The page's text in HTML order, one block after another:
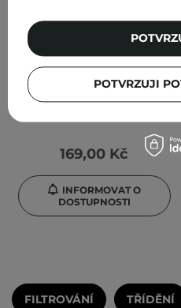
Everybody London -
Lesklé oční stíny -
Champagne o'clock - 1,4g
169,00 Kč
INFORMOVAT O
DOSTUPNOSTI
FILTROVÁNÍ TŘÍDĚNÍ
POTVRZUJI